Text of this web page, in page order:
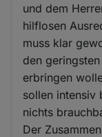
und dem
hilflosen
muss klar
den
erbringen
sollen intensiv
nichts
Der